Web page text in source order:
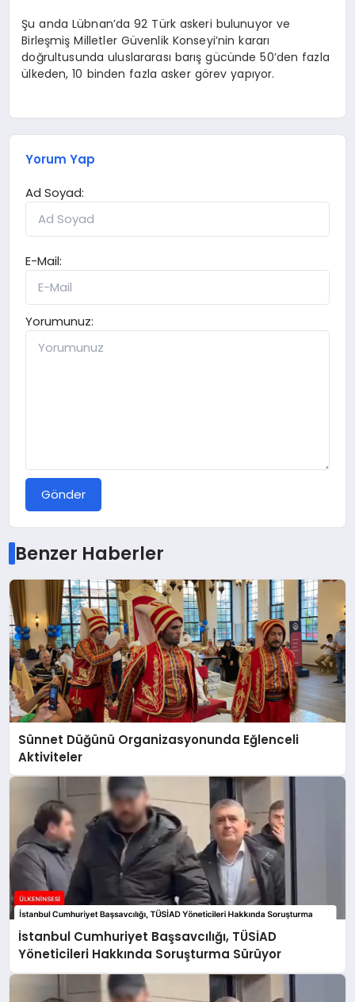
Şu anda Lübnan’da 92 Türk askeri bulunuyor ve
Birleşmiş Milletler Güvenlik Konseyi’nin kararı
doğrultusunda uluslararası barış gücünde 50’den fazla
ülkeden, 10 binden fazla asker görev yapıyor.
Yorum Yap
Ad Soyad:
E-Mail:
Yorumunuz:
Gönder
Benzer Haberler
Sünnet Düğünü Organizasyonunda Eğlenceli
Aktiviteler
İstanbul Cumhuriyet Başsavcılığı, TÜSİAD
Yöneticileri Hakkında Soruşturma Sürüyor